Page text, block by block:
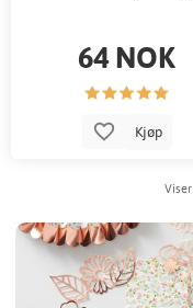
64 NOK
Kjøp
Viser